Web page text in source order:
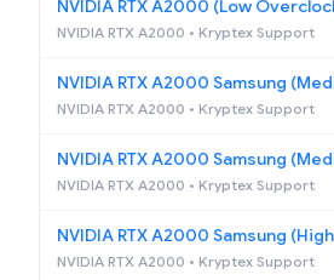
NVIDIA RTX A2000 (Low
NVIDIA RTX A2000 • Kryptex Support
NVIDIA RTX A2000 Samsung
NVIDIA RTX A2000 • Kryptex Support
NVIDIA RTX A2000 Samsung
NVIDIA RTX A2000 • Kryptex Support
NVIDIA RTX A2000 Samsung
NVIDIA RTX A2000 • Kryptex Support